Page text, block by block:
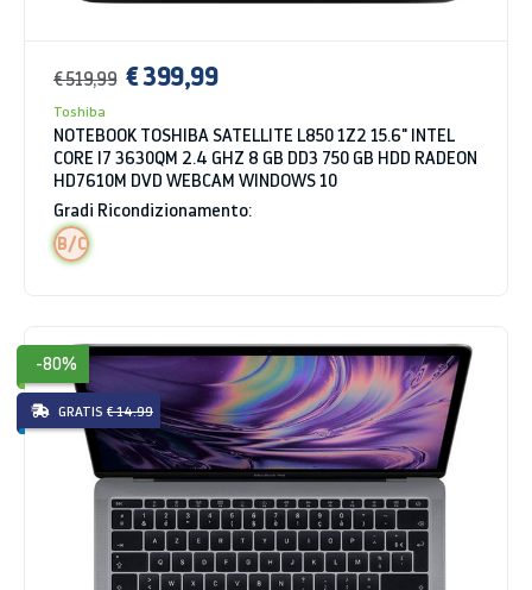
€ 519,99 € 399,99
Toshiba
NOTEBOOK TOSHIBA SATELLITE L850 1Z2 15.6" INTEL
CORE I7 3630QM 2.4 GHZ 8 GB DD3 750 GB HDD RADEON
HD7610M DVD WEBCAM WINDOWS 10
Gradi Ricondizionamento:
B/C
-80%
GRATIS € 14.99